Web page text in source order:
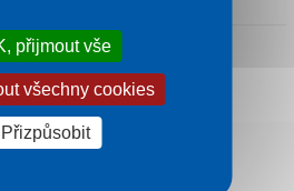
přijmout vše
všechny cookies
Přizpůsobit